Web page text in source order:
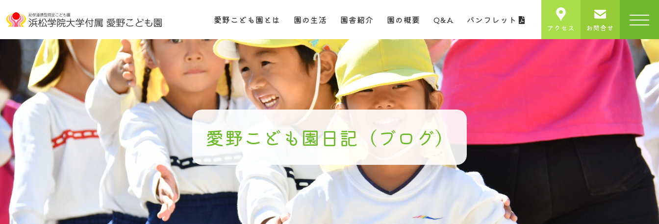
愛野こども園とは 園の生活 園舎紹介 園の概要 Q&A パンフレット
アクセス お問合せ
愛野こども園日記（ブログ）